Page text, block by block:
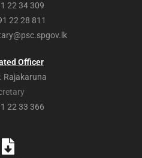
22 34 309
22 28 811
Officer
Rajakaruna
22 33 366